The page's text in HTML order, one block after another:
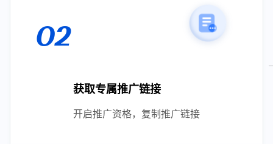
02
获取专属推广链接
开启推广资格，复制推广链接